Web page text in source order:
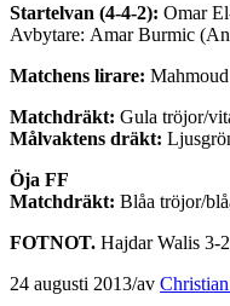
Startelvan (4-4-2): Omar
Avbytare: Amar Burmic
Matchens lirare:
Matchdräkt: Gula tröjor/
Målvaktens dräkt:
Öja FF
Matchdräkt: Blåa tröjor/
FOTNOT. Hajdar Walis 3-
24 augusti 2013/av